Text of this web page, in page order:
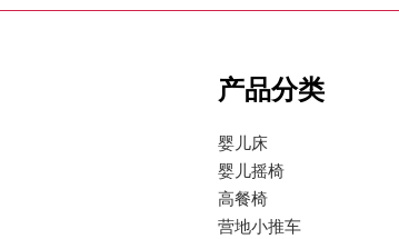
产品分类
婴儿床
婴儿摇椅
高餐椅
营地小推车